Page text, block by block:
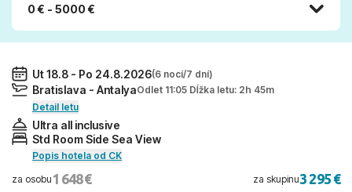
0 € - 5000 €
Ut 18.8 - Po 24.8.2026(6 nocí/7 dní)
Bratislava - AntalyaOdlet 11:05 Dĺžka letu: 2h 45m
Detail letu
Ultra all inclusive
Std Room Side Sea View
Popis hotela od CK
za osobu 1 648 € za skupinu3 295 €